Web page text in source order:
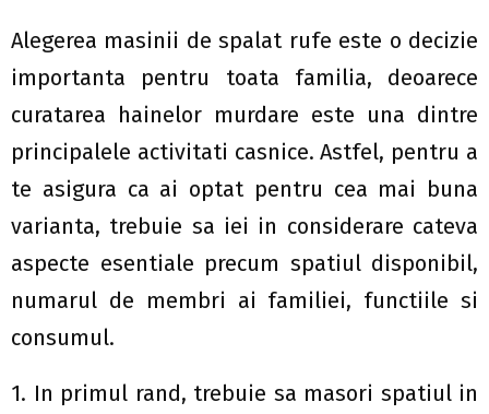
Alegerea masinii de spalat rufe este o decizie
importanta pentru toata familia, deoarece
curatarea hainelor murdare este una dintre
principalele activitati casnice. Astfel, pentru a
te asigura ca ai optat pentru cea mai buna
varianta, trebuie sa iei in considerare cateva
aspecte esentiale precum spatiul disponibil,
numarul de membri ai familiei, functiile si
consumul.
1. In primul rand, trebuie sa masori spatiul in